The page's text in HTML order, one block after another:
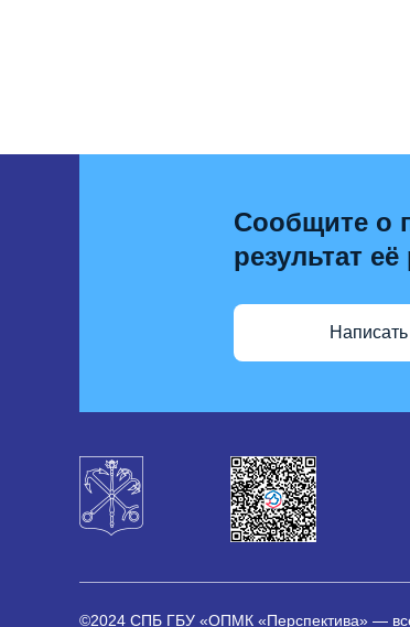
Сообщите о
результат
Написать
©2024 СПБ ГБУ «ОПМК «Перспектива» —